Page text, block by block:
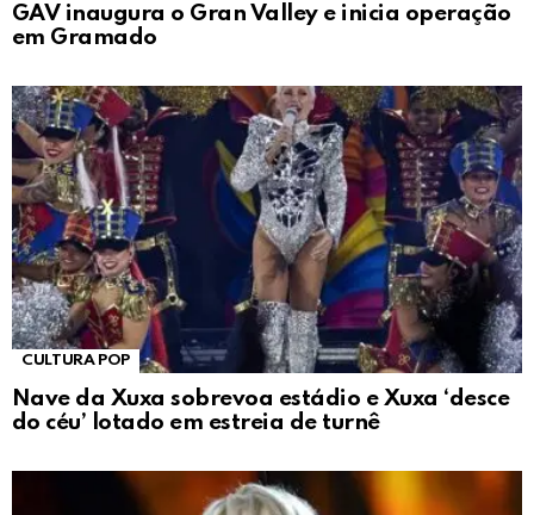
GAV inaugura o Gran Valley e inicia operação
em Gramado
CULTURA POP
Nave da Xuxa sobrevoa estádio e Xuxa ‘desce
do céu’ lotado em estreia de turnê